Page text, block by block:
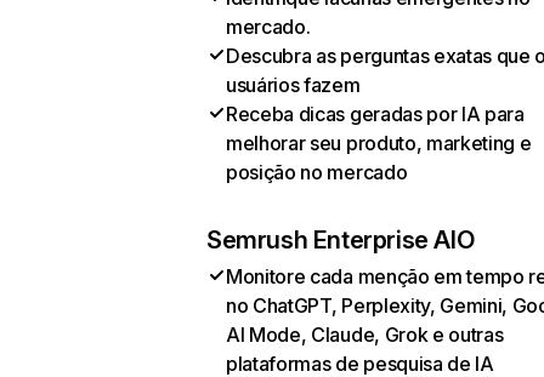
mercado.
Descubra as perguntas exatas que
usuários fazem
Receba dicas geradas por IA para
melhorar seu produto, marketing e
posição no mercado
Semrush Enterprise AIO
Monitore cada menção em tempo
no ChatGPT, Perplexity, Gemini,
AI Mode, Claude, Grok e outras
plataformas de pesquisa de IA